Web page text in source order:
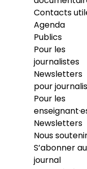
Contacts
Agenda
Publics
Pour les
journalistes
Newsletters
pour
Pour les
Newsletters
Nous
S’abonner au
journal